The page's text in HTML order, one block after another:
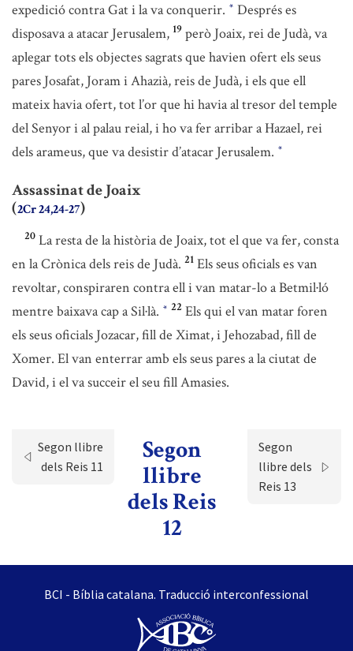
expedició contra Gat i la va conquerir. * Després es
disposava a atacar Jerusalem, 19 però Joaix, rei de Judà, va
aplegar tots els objectes sagrats que havien ofert els seus
pares Josafat, Joram i Ahazià, reis de Judà, i els que ell
mateix havia ofert, tot l’or que hi havia al tresor del temple
del Senyor i al palau reial, i ho va fer arribar a Hazael, rei
dels arameus, que va desistir d’atacar Jerusalem. *
Assassinat de Joaix
(2Cr 24,24-27)
20 La resta de la història de Joaix, tot el que va fer, consta
en la Crònica dels reis de Judà. 21 Els seus oficials es van
revoltar, conspiraren contra ell i van matar-lo a Betmil·ló
mentre baixava cap a Sil·là. * 22 Els qui el van matar foren
els seus oficials Jozacar, fill de Ximat, i Jehozabad, fill de
Xomer. El van enterrar amb els seus pares a la ciutat de
David, i el va succeir el seu fill Amasies.
Segon llibre
dels Reis 11
Segon
llibre
dels Reis
12
Segon
llibre dels
Reis 13
BCI - Bíblia catalana. Traducció interconfessional